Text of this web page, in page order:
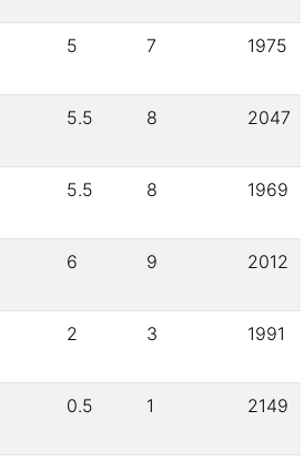
5 7 1975
5.5 8 2047
5.5 8 1969
6 9 2012
2 3 1991
0.5 1 2149